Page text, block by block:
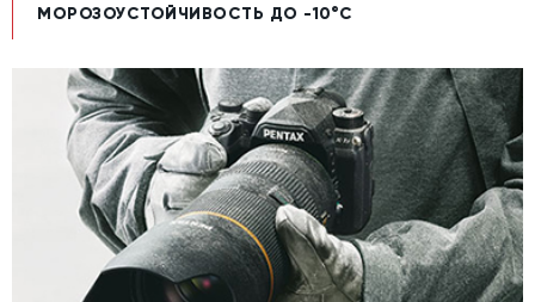
МОРОЗОУСТОЙЧИВОСТЬ ДО -10°C